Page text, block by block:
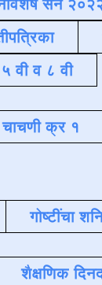
सन
वी व ८ वी
क्र १
गोष्टींचा
शैक्षणिक